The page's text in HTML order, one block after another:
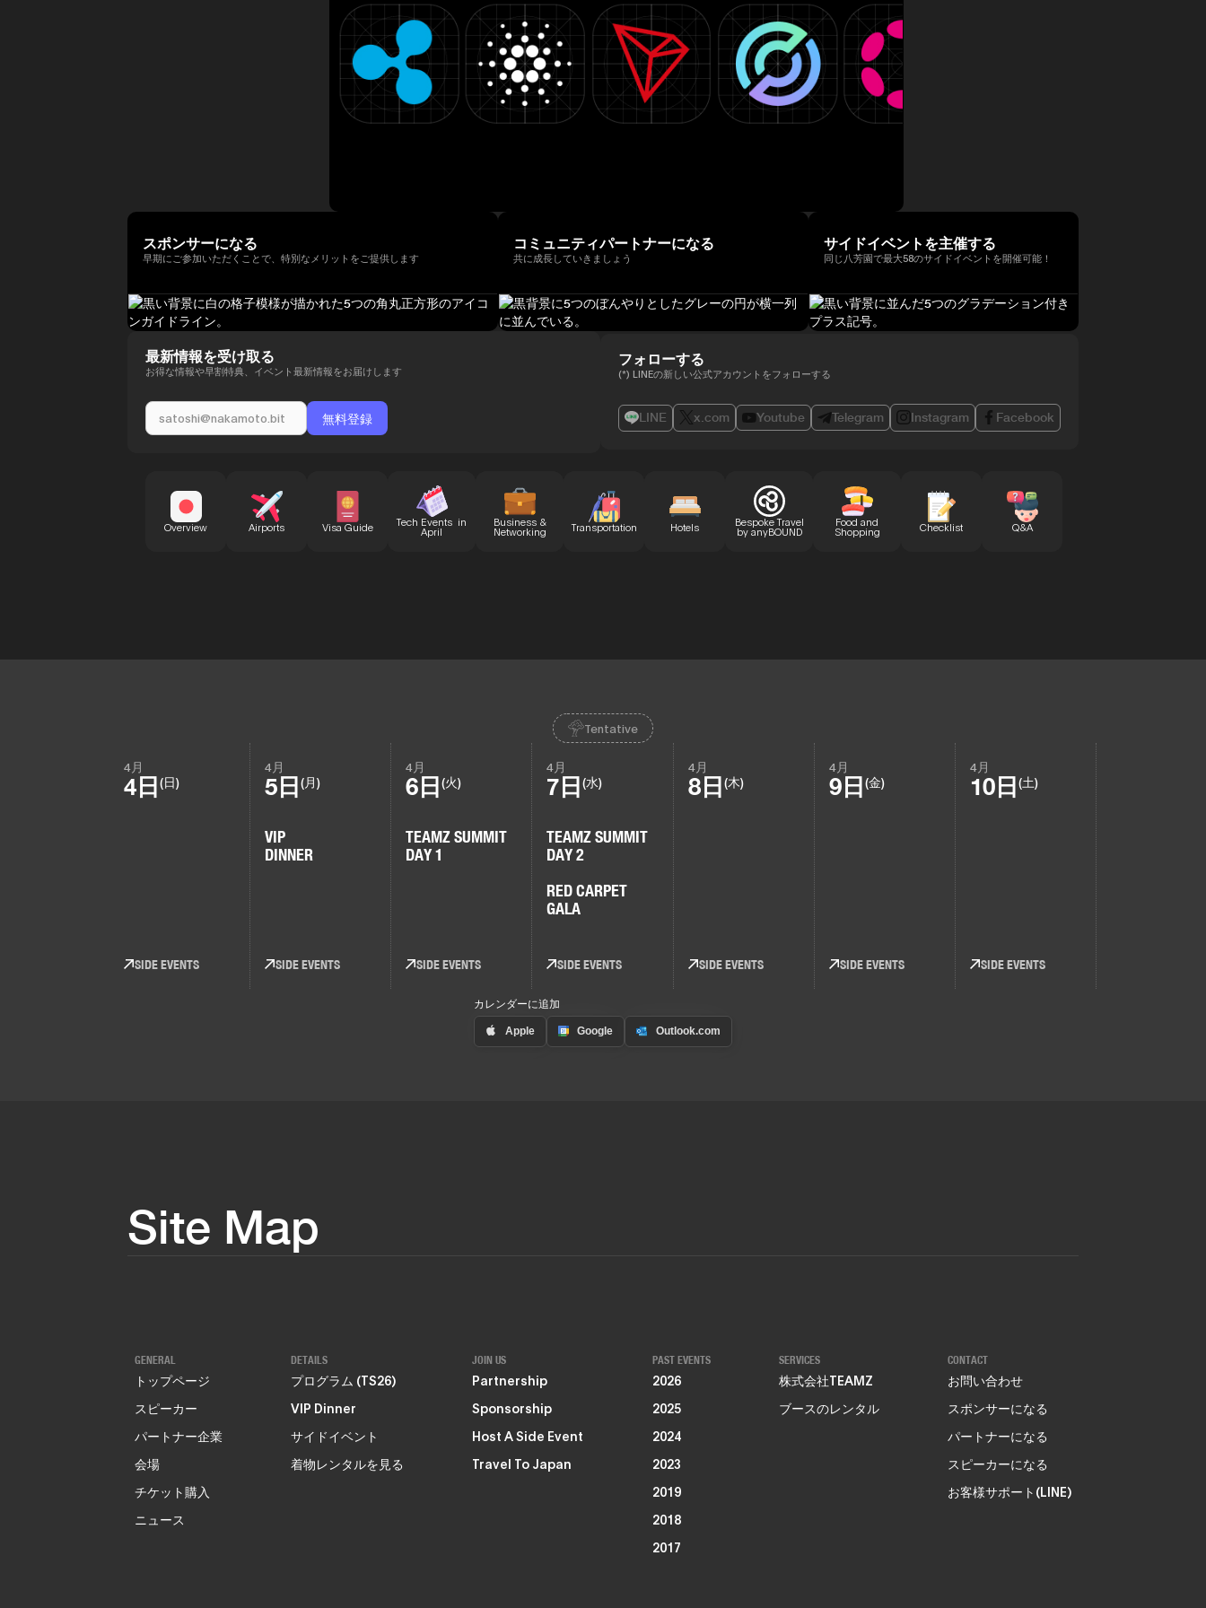
スポンサーになる
早期にご参加いただくことで、特別なメリットをご提供します
コミュニティパートナーになる
共に成長していきましょう
サイドイベントを主催する
同じ八芳園で最大58のサイドイベントを開催可能！
最新情報を受け取る
お得な情報や早割特典、イベント最新情報をお届けします
フォローする
(*) LINEの新しい公式アカウントをフォローする
LINE x.com Youtube Telegram Instagram Facebook
Overview Airports Visa Guide Tech Events in
April
Business &
Networking Transportation Hotels Bespoke Travel
by anyBOUND
Food and
Shopping Checklist Q&A
Tentative
4月
4日 (日)
SIDE EVENTS
4月
5日(月)
VIP
DINNER
SIDE EVENTS
4月
6日(火)
TEAMZ SUMMIT
DAY 1
SIDE EVENTS
4月
7日(水)
TEAMZ SUMMIT
DAY 2
RED CARPET
GALA
SIDE EVENTS
4月
8日 (木)
SIDE EVENTS
4月
9日 (金)
SIDE EVENTS
4月
10日 (土)
SIDE EVENTS
カレンダーに追加
Site Map
GENERAL
トップページ
スピーカー
パートナー企業
会場
チケット購入
ニュース
DETAILS
プログラム (TS26)
VIP Dinner
サイドイベント
着物レンタルを見る
JOIN US
Partnership
Sponsorship
Host A Side Event
Travel To Japan
PAST EVENTS
2026
2025
2024
2023
2019
2018
2017
SERVICES
株式会社TEAMZ
ブースのレンタル
CONTACT
お問い合わせ
スポンサーになる
パートナーになる
スピーカーになる
お客様サポート(LINE)